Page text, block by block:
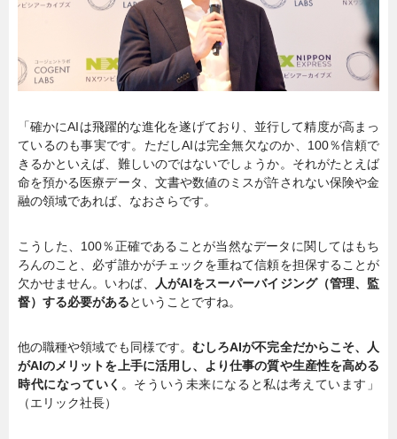
「確かにAIは飛躍的な進化を遂げており、並行して精度が高まっ
ているのも事実です。ただしAIは完全無欠なのか、100％信頼で
きるかといえば、難しいのではないでしょうか。それがたとえば
命を預かる医療データ、文書や数値のミスが許されない保険や金
融の領域であれば、なおさらです。
こうした、100％正確であることが当然なデータに関してはもち
ろんのこと、必ず誰かがチェックを重ねて信頼を担保することが
欠かせません。いわば、
人がAIをスーパーバイジング（管理、監
督）する必要があるということですね。
他の職種や領域でも同様です。 むしろAIが不完全だからこそ、人
がAIのメリットを上手に活用し、より仕事の質や生産性を高める
時代になっていく 。そういう未来になると私は考えています」
（エリック社長）